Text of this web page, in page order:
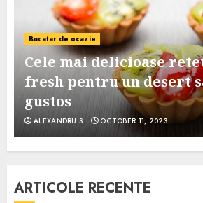
Bucatar de ocazie
Cele mai delicioase
fresh pentru un desert
gustos
ALEXANDRU S. OCTOBER 11, 2023
ARTICOLE RECENTE